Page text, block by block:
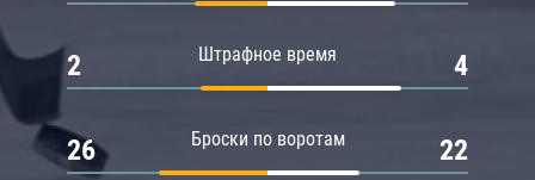
Штрафное время
2 4
Броски по воротам
26 22